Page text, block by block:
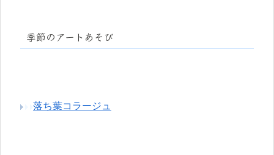
季節のアートあそび
落ち葉コラージュ